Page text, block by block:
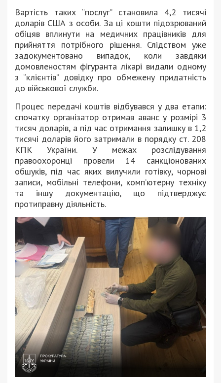
Вартість таких “послуг” становила 4,2 тисячі
доларів США з особи. За ці кошти підозрюваний
обіцяв вплинути на медичних працівників для
прийняття потрібного рішення. Слідством уже
задокументовано випадок, коли завдяки
домовленостям фігуранта лікарі видали одному
з “клієнтів” довідку про обмежену придатність
до військової служби.
Процес передачі коштів відбувався у два етапи:
спочатку організатор отримав аванс у розмірі 3
тисяч доларів, а під час отримання залишку в 1,2
тисячі доларів його затримали в порядку ст. 208
КПК України. У межах розслідування
правоохоронці провели 14 санкціонованих
обшуків, під час яких вилучили готівку, чорнові
записи, мобільні телефони, комп’ютерну техніку
та іншу документацію, що підтверджує
протиправну діяльність.